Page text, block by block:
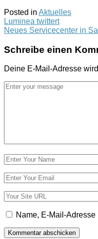
Posted in Aktuelles
Post
navigation
Luminea twittert
Neues Servicecenter in
Schreibe einen
Deine E-Mail-Adresse
Kommentar
Name
*
E-
Mail-
Adresse
*
Website
Name, E-Mail-